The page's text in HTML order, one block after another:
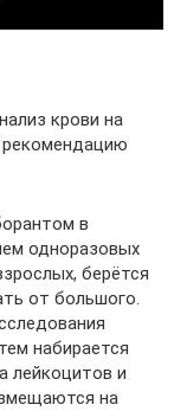
крови на
рекомендацию
в
одноразовых
берётся
от большого.
набирается
лейкоцитов и
на